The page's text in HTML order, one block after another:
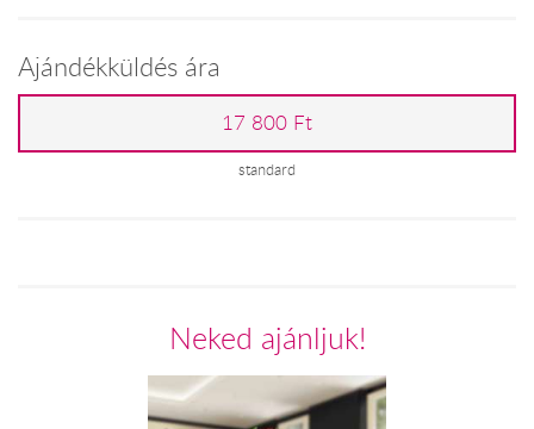
Ajándékküldés ára
17 800 Ft
standard
Neked ajánljuk!